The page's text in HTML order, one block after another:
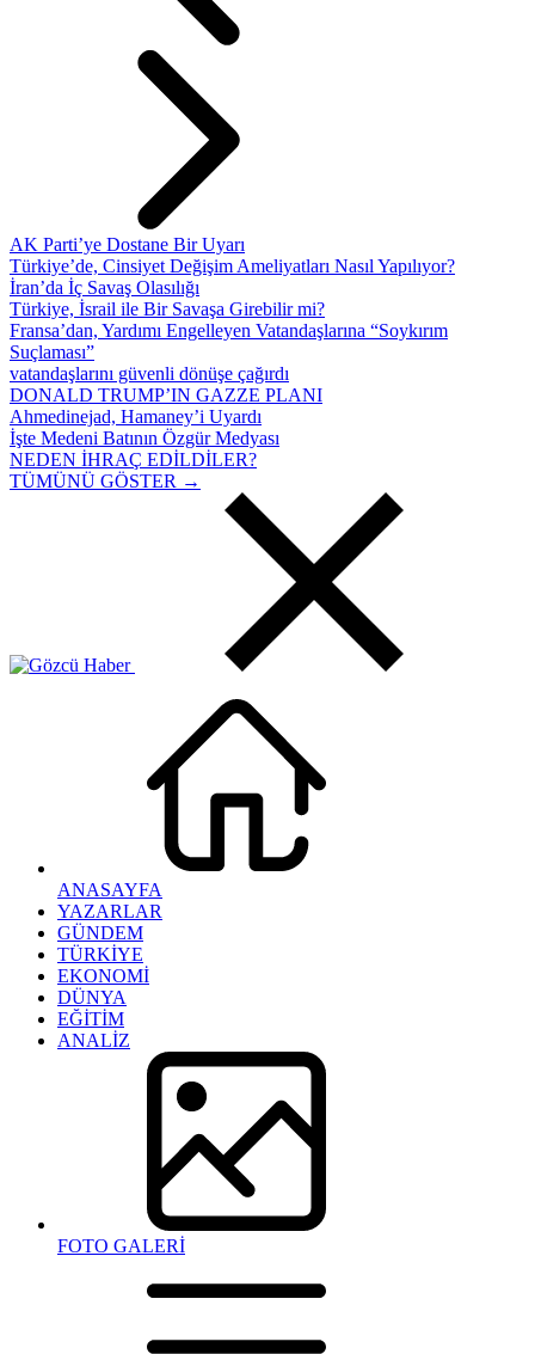
AK Parti’ye Dostane Bir Uyarı
Türkiye’de, Cinsiyet Değişim Ameliyatları Nasıl Yapılıyor?
İran’da İç Savaş Olasılığı
Türkiye, İsrail ile Bir Savaşa Girebilir mi?
Fransa’dan, Yardımı Engelleyen Vatandaşlarına “Soykırım
Suçlaması”
vatandaşlarını güvenli dönüşe çağırdı
DONALD TRUMP’IN GAZZE PLANI
Ahmedinejad, Hamaney’i Uyardı
İşte Medeni Batının Özgür Medyası
NEDEN İHRAÇ EDİLDİLER?
TÜMÜNÜ GÖSTER →
ANASAYFA
YAZARLAR
GÜNDEM
TÜRKİYE
EKONOMİ
DÜNYA
EĞİTİM
ANALİZ
FOTO GALERİ